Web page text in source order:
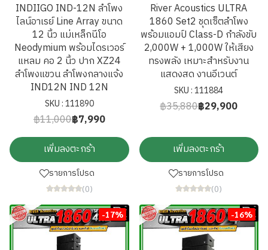
INDIIGO IND-12N ลำโพง
ไลน์อาเรย์ Line Array ขนาด
12 นิ้ว แม่เหล็กนีโอ
Neodymium พร้อมไดรเวอร์
แหลม คอ 2 นิ้ว ปาก XZ24
ลำโพงแขวน ลำโพงกลางแจ้ง
IND12N IND 12N
SKU : 111890
฿11,000฿7,990
เพิ่มลงตะกร้า
รายการโปรด
(0)
River Acoustics ULTRA
1860 Set2 ชุดเซ็ตลำโพง
พร้อมแอมป์ Class-D กำลังขับ
2,000W + 1,000W ให้เสียง
ทรงพลัง เหมาะสำหรับงาน
แสดงสด งานอีเวนต์
SKU : 111884
฿35,880฿29,900
เพิ่มลงตะกร้า
รายการโปรด
(0)
-17% -16%